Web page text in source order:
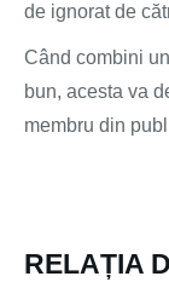
de ignorat de
Când combini
bun, acesta va
membru din
RELAȚIA